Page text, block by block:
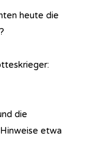
heute die
die
etwa